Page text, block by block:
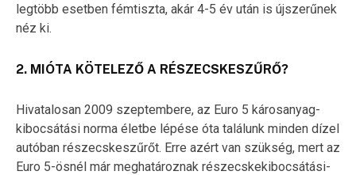
legtöbb esetben fémtiszta, akár 4-5 év után is újszerűnek
néz ki.
2. MIÓTA KÖTELEZŐ A RÉSZECSKESZŰRŐ?
Hivatalosan 2009 szeptembere, az Euro 5 károsanyag-
kibocsátási norma életbe lépése óta találunk minden dízel
autóban részecskeszűrőt. Erre azért van szükség, mert az
Euro 5-ösnél már meghatároznak részecskekibocsátási-